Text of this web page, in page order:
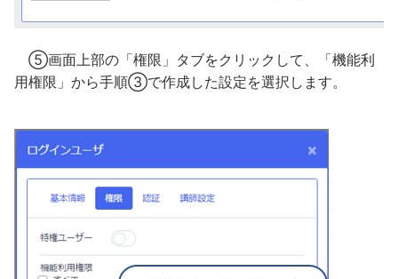
⑤画面上部の「権限」タブをクリックして、「機能利
用権限」から手順③で作成した設定を選択します。